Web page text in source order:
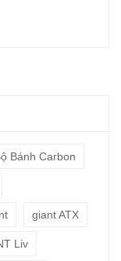
Bánh Carbon
giant ATX
Liv